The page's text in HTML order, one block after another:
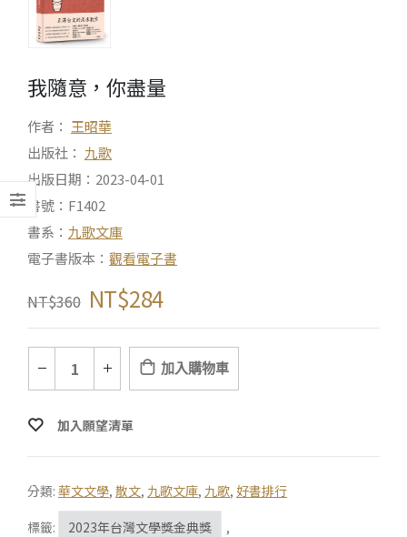
我隨意，你盡量
作者： 王昭華
出版社： 九歌
出版日期：2023-04-01
書號：F1402
書系： 九歌文庫
電子書版本： 觀看電子書
NT$360 NT$284
加入購物車
加入願望清單
分類: 華文文學, 散文, 九歌文庫, 九歌, 好書排行
標籤:
2023年台灣文學獎金典獎
,